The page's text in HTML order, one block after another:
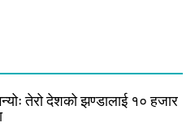
तेरो देशको झण्डालाई १० हजार